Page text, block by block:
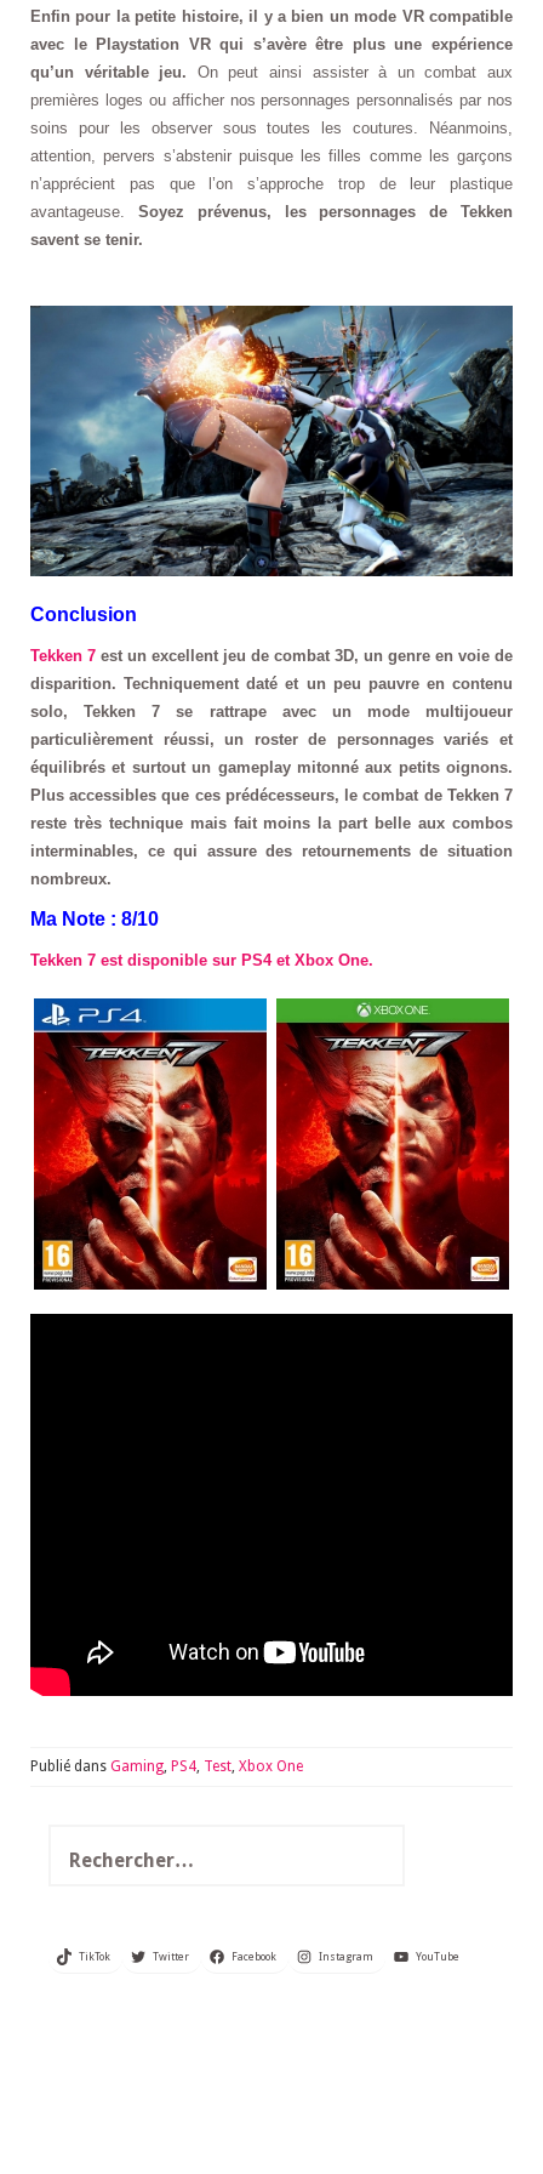
Enfin pour la petite histoire, il y a bien un mode VR compatible
avec le Playstation VR qui s’avère être plus une expérience
qu’un véritable jeu. On peut ainsi assister à un combat aux
premières loges ou afficher nos personnages personnalisés par nos
soins pour les observer sous toutes les coutures. Néanmoins,
attention, pervers s’abstenir puisque les filles comme les garçons
n’apprécient pas que l’on s’approche trop de leur plastique
avantageuse. Soyez prévenus, les personnages de Tekken
savent se tenir.
Conclusion
Tekken 7 est un excellent jeu de combat 3D, un genre en voie de
disparition. Techniquement daté et un peu pauvre en contenu
solo, Tekken 7 se rattrape avec un mode multijoueur
particulièrement réussi, un roster de personnages variés et
équilibrés et surtout un gameplay mitonné aux petits oignons.
Plus accessibles que ces prédécesseurs, le combat de Tekken 7
reste très technique mais fait moins la part belle aux combos
interminables, ce qui assure des retournements de situation
nombreux.
Ma Note : 8/10
Tekken 7 est disponible sur PS4 et Xbox One.
Publié dans Gaming PS4 Test Xbox One
TikTok Twitter Facebook Instagram YouTube